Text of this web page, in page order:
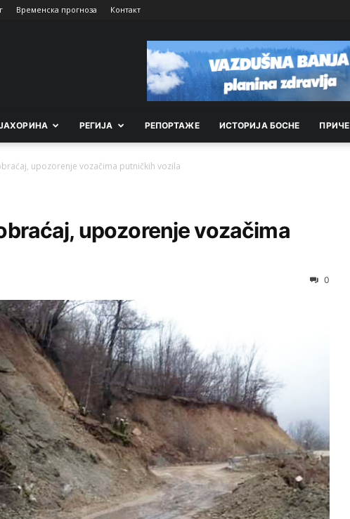
Временска прогноза Контакт
РEГИЈА РEПОРТАЖE ИСТОРИЈА БОСНЕ ПРИЧЕ
upozorenje vozačima putničkih vozila
upozorenje vozačima
0